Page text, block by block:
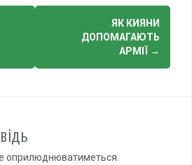
ЯК КИЯНИ
ДОПОМАГАЮТЬ
АРМІЇ
→
оприлюднюватиметься.